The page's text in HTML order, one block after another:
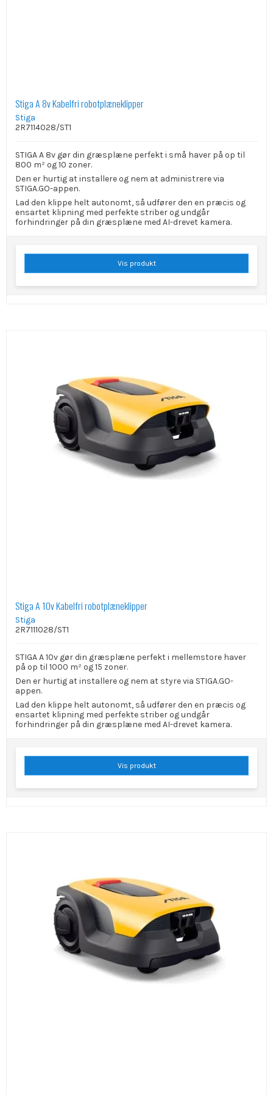
Stiga A 8v Kabelfri robotplæneklipper
Stiga
2R7114028/ST1
STIGA A 8v gør din græsplæne perfekt i små haver på op til
800 m² og 10 zoner.
Den er hurtig at installere og nem at administrere via
STIGA.GO-appen.
Lad den klippe helt autonomt, så udfører den en præcis og
ensartet klipning med perfekte striber og undgår
forhindringer på din græsplæne med AI-drevet kamera.
Vis produkt
Stiga A 10v Kabelfri robotplæneklipper
Stiga
2R7111028/ST1
STIGA A 10v gør din græsplæne perfekt i mellemstore haver
på op til 1000 m² og 15 zoner.
Den er hurtig at installere og nem at styre via STIGA.GO-
appen.
Lad den klippe helt autonomt, så udfører den en præcis og
ensartet klipning med perfekte striber og undgår
forhindringer på din græsplæne med AI-drevet kamera.
Vis produkt